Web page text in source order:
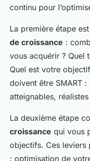
continu pour
La première étape
de croissance :
vous acquérir ? Quel
Quel est votre
doivent être SMART
atteignables,
La deuxième étape
croissance qui vous
objectifs. Ces leviers
: optimisation de